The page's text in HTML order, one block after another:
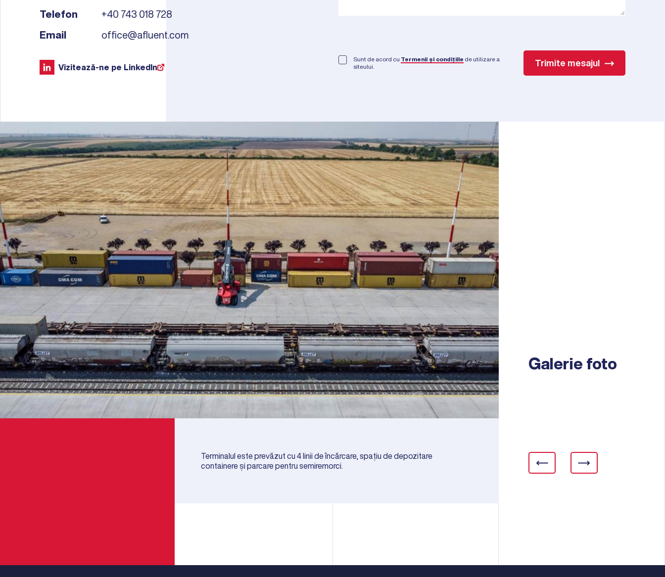
Telefon
+40 743 018 728
Email
office@afluent.com
Vizitează-ne pe LinkedIn
Sunt de acord cu Termenii și condițiile de utilizare a
siteului.
Trimite mesajul
Terminalul este prevăzut cu 4 linii de încărcare, spațiu de depozitare
containere și parcare pentru semiremorci.
Galerie foto